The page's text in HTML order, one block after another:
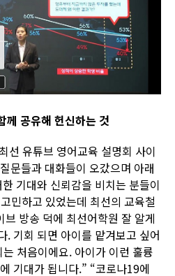
께 공유해 헌신하는 것
선 유튜브 영어교육 설명회 사이
문들과 대화들이 오갔으며 아래
기대와 신뢰감을 비치는 분들이
민하고 있었는데 최선의 교육철
방송 덕에 최선어학원 잘 알게
. 기회 되면 아이를 맡겨보고 싶어
처음이에요. 아이가 이런 훌륭
기대가 됩니다.” “코로나19에